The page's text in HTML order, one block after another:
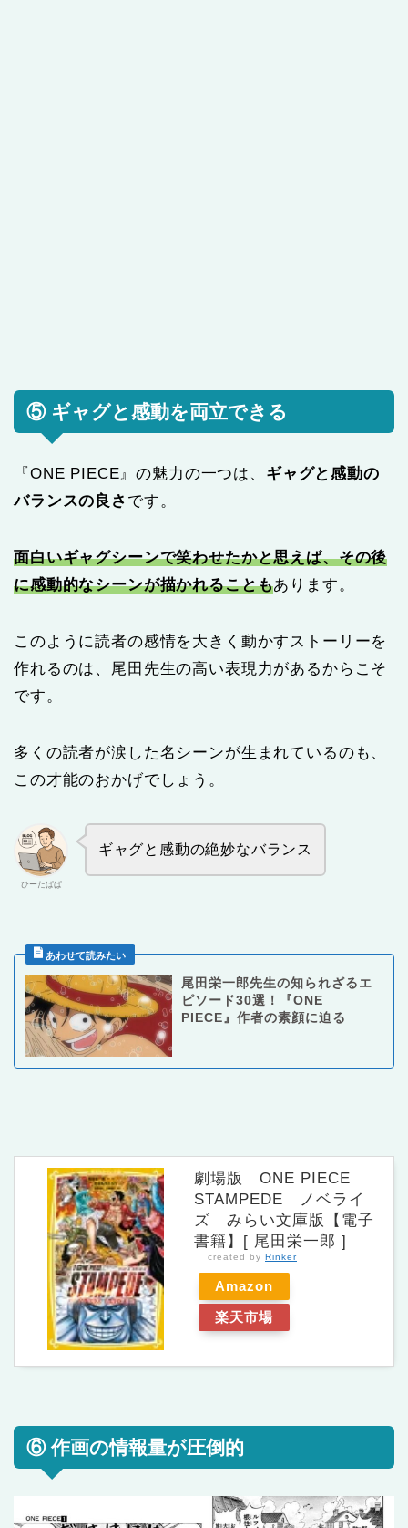
⑤ ギャグと感動を両立できる
『ONE PIECE』の魅力の一つは、 ギャグと感動の
バランスの良さ です。
面白いギャグシーンで笑わせたかと思えば、その後
に感動的なシーンが描かれることもあります。
このように読者の感情を大きく動かすストーリーを
作れるのは、尾田先生の高い表現力があるからこそ
です。
多くの読者が涙した名シーンが生まれているのも、
この才能のおかげでしょう。
ひーたぱぱ
ギャグと感動の絶妙なバランス
尾田栄一郎先生の知られざるエ
ピソード30選！『ONE
PIECE』作者の素顔に迫る
劇場版 ONE PIECE
STAMPEDE ノベライ
ズ みらい文庫版【電子
書籍】[ 尾田栄一郎 ]
created by Rinker
Amazon
楽天市場
⑥ 作画の情報量が圧倒的